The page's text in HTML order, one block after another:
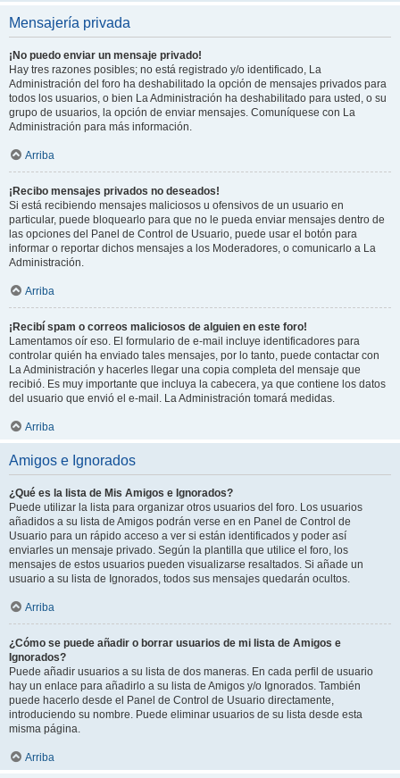
Mensajería privada
¡No puedo enviar un mensaje privado!
Hay tres razones posibles; no está registrado y/o identificado, La
Administración del foro ha deshabilitado la opción de mensajes privados para
todos los usuarios, o bien La Administración ha deshabilitado para usted, o su
grupo de usuarios, la opción de enviar mensajes. Comuníquese con La
Administración para más información.
Arriba
¡Recibo mensajes privados no deseados!
Si está recibiendo mensajes maliciosos u ofensivos de un usuario en
particular, puede bloquearlo para que no le pueda enviar mensajes dentro de
las opciones del Panel de Control de Usuario, puede usar el botón para
informar o reportar dichos mensajes a los Moderadores, o comunicarlo a La
Administración.
Arriba
¡Recibí spam o correos maliciosos de alguien en este foro!
Lamentamos oír eso. El formulario de e-mail incluye identificadores para
controlar quién ha enviado tales mensajes, por lo tanto, puede contactar con
La Administración y hacerles llegar una copia completa del mensaje que
recibió. Es muy importante que incluya la cabecera, ya que contiene los datos
del usuario que envió el e-mail. La Administración tomará medidas.
Arriba
Amigos e Ignorados
¿Qué es la lista de Mis Amigos e Ignorados?
Puede utilizar la lista para organizar otros usuarios del foro. Los usuarios
añadidos a su lista de Amigos podrán verse en en Panel de Control de
Usuario para un rápido acceso a ver si están identificados y poder así
enviarles un mensaje privado. Según la plantilla que utilice el foro, los
mensajes de estos usuarios pueden visualizarse resaltados. Si añade un
usuario a su lista de Ignorados, todos sus mensajes quedarán ocultos.
Arriba
¿Cómo se puede añadir o borrar usuarios de mi lista de Amigos e
Ignorados?
Puede añadir usuarios a su lista de dos maneras. En cada perfil de usuario
hay un enlace para añadirlo a su lista de Amigos y/o Ignorados. También
puede hacerlo desde el Panel de Control de Usuario directamente,
introduciendo su nombre. Puede eliminar usuarios de su lista desde esta
misma página.
Arriba